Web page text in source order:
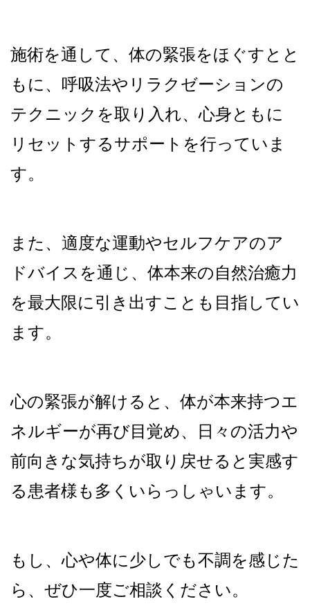
施術を通して、体の緊張をほぐすとと
もに、呼吸法やリラクゼーションの
テクニックを取り入れ、心身ともに
リセットするサポートを行っていま
す。
また、適度な運動やセルフケアのア
ドバイスを通じ、体本来の自然治癒力
を最大限に引き出すことも目指してい
ます。
心の緊張が解けると、体が本来持つエ
ネルギーが再び目覚め、日々の活力や
前向きな気持ちが取り戻せると実感す
る患者様も多くいらっしゃいます。
もし、心や体に少しでも不調を感じた
ら、ぜひ一度ご相談ください。